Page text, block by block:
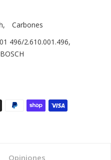
,
Carbones
496/2.610.001.496,
BOSCH
Opiniones